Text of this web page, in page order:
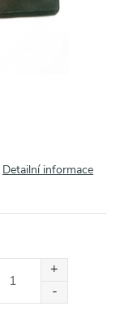
Detailní informace